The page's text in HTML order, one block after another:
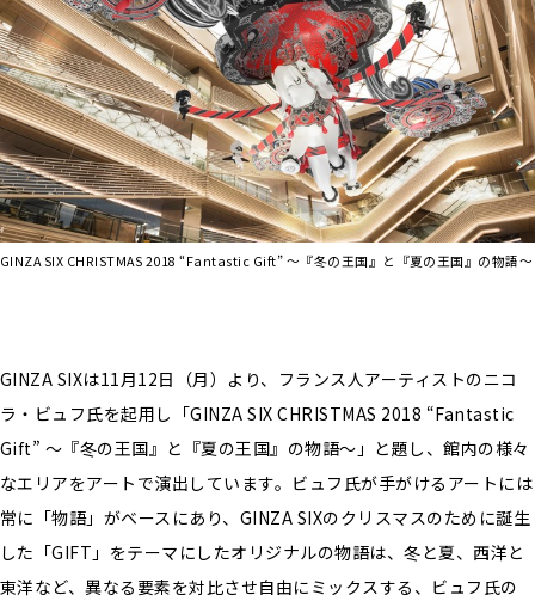
GINZA SIX CHRISTMAS 2018 “Fantastic Gift” 〜『冬の王国』と『夏の王国』の物語〜
GINZA SIXは11月12日（月）より、フランス人アーティストのニコ
ラ・ビュフ氏を起用し「GINZA SIX CHRISTMAS 2018 “Fantastic
Gift” 〜『冬の王国』と『夏の王国』の物語〜」と題し、館内の様々
なエリアをアートで演出しています。ビュフ氏が手がけるアートには
常に「物語」がベースにあり、GINZA SIXのクリスマスのために誕生
した「GIFT」をテーマにしたオリジナルの物語は、冬と夏、西洋と
東洋など、異なる要素を対比させ自由にミックスする、ビュフ氏の